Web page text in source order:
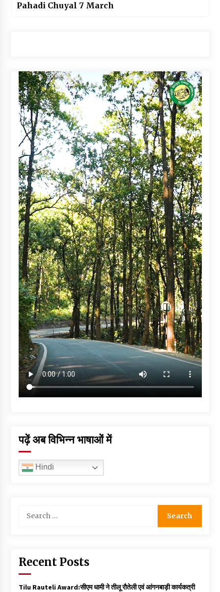
Pahadi Chuyal 7 March
पढ़ें अब विभिन्न भाषाओं में
Hindi
for:
Recent Posts
Tilu Rauteli Award:सीएम धामी ने तीलू रौतेली एवं आंगनबाड़ी कार्यकत्री